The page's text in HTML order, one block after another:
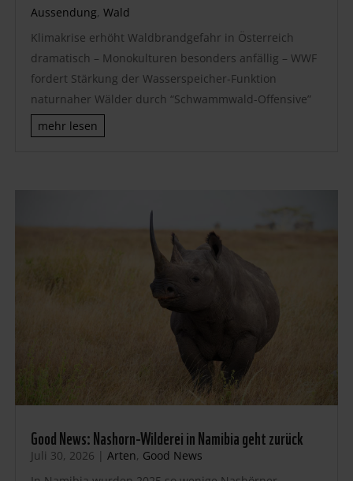
Aussendung, Wald
Klimakrise erhöht Waldbrandgefahr in Österreich
dramatisch – Monokulturen besonders anfällig – WWF
fordert Stärkung der Wasserspeicher-Funktion
naturnaher Wälder durch “Schwammwald-Offensive”
mehr lesen
Good News: Nashorn-Wilderei in Namibia geht zurück
Juli 30, 2026 | Arten, Good News